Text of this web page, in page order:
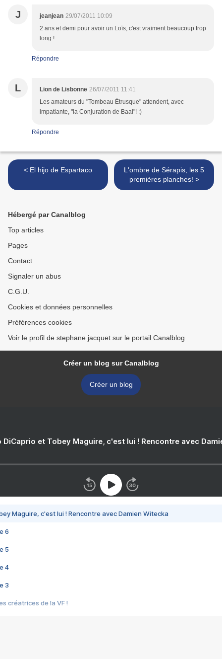
J jeanjean 29/07/2011 10:09
2 ans et demi pour avoir un Loïs, c'est vraiment beaucoup trop
long !
Répondre
L Lion de Lisbonne 26/07/2011 11:41
Les amateurs du "Tombeau Étrusque" attendent, avec
impatiante, "la Conjuration de Baal"! :)
Répondre
< El hijo de Espartaco
L'ombre de Sérapis, les 5
premières planches! >
Hébergé par Canalblog
Top articles
Pages
Contact
Signaler un abus
C.G.U.
Cookies et données personnelles
Préférences cookies
Voir le profil de stephane jacquet sur le portail Canalblog
Créer un blog sur Canalblog
Créer un blog
DiCaprio et Tobey Maguire, c'est lui ! Rencontre avec
Maguire, c'est lui ! Rencontre avec Damien Witecka
6
5
4
3
créatrices de la VF !